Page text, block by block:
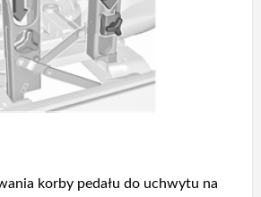
korby pedału do uchwytu na